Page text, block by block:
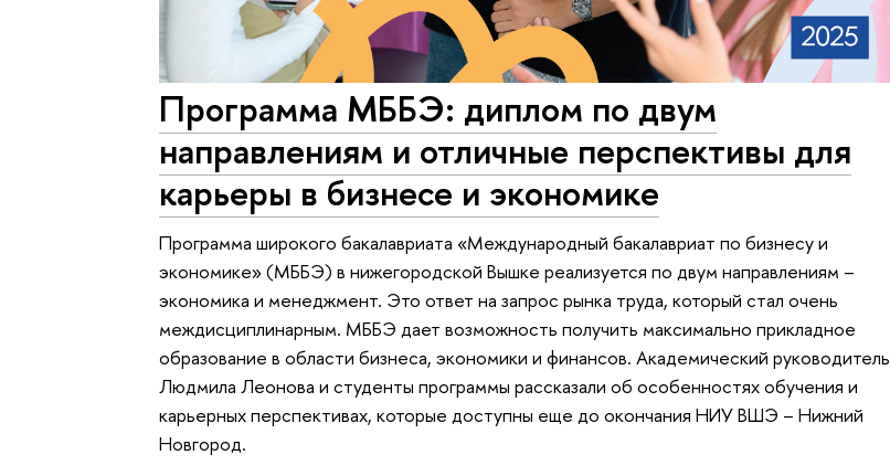
Программа МББЭ: диплом по двум
направлениям и отличные перспективы для
карьеры в бизнесе и экономике
Программа широкого бакалавриата «Международный бакалавриат по бизнесу и
экономике» (МББЭ) в нижегородской Вышке реализуется по двум направлениям –
экономика и менеджмент. Это ответ на запрос рынка труда, который стал очень
междисциплинарным. МББЭ дает возможность получить максимально прикладное
образование в области бизнеса, экономики и финансов. Академический руководитель
Людмила Леонова и студенты программы рассказали об особенностях обучения и
карьерных перспективах, которые доступны еще до окончания НИУ ВШЭ – Нижний
Новгород.